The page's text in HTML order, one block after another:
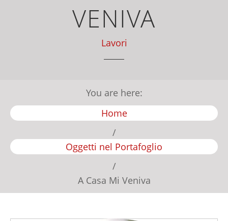
VENIVA
Lavori
You are here:
Home
/
Oggetti nel Portafoglio
/
A Casa Mi Veniva